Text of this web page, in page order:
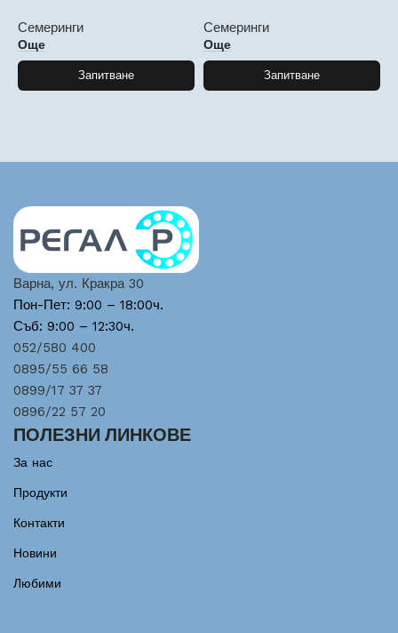
Семеринги
Още
Запитване
Семеринги
Още
Запитване
Варна, ул. Кракра 30
Пон-Пет: 9:00 – 18:00ч.
Съб: 9:00 – 12:30ч.
052/580 400
0895/55 66 58
0899/17 37 37
0896/22 57 20
ПОЛЕЗНИ ЛИНКОВЕ
За нас
Продукти
Контакти
Новини
Любими